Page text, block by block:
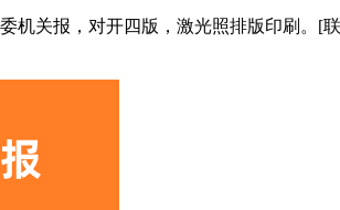
机关报，对开四版，激光照排版印刷。